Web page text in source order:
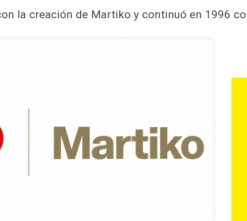
la creación de Martiko y continuó en 1996